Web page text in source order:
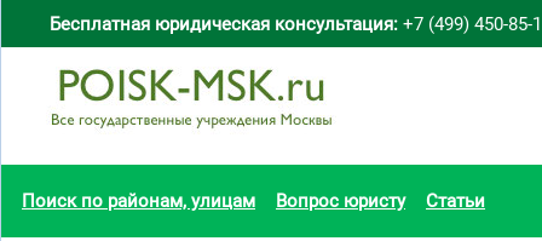
Бесплатная юридическая консультация: +7 (499) 450-85-
Поиск по районам, улицам Вопрос юристу Статьи